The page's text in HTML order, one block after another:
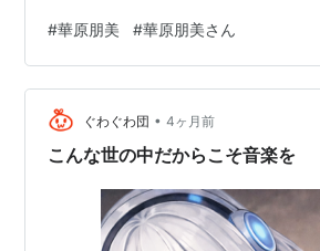
2000.07.26 Blue Sky
2001.04.18 Never Say Never
2001.08.08 PRECIOUS
2001.10.24 あなたのかけら
2002.04.24 あきらめましょう
2003.02.26 PLEASURE
2003.10.23 ありがとね！（朋
アセンダント乙女座火星 影響力中 7室
座 7月23日頃～8月22日頃 黄経120°
陽。公明正大、威厳、陽気、意志とい
あります。 ★象意 火象星座 無から有
#華原朋美 #華原朋美さん
ぐわぐわ団 • 4ヶ月前
こんな世の中だからこそ音楽を